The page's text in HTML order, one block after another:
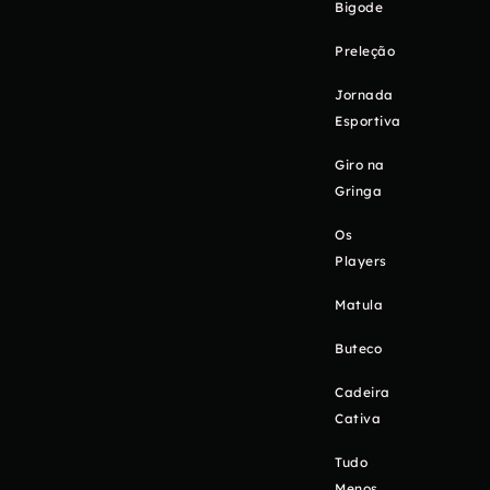
Bigode
Preleção
Jornada
Esportiva
Giro na
Gringa
Os
Players
Matula
Buteco
Cadeira
Cativa
Tudo